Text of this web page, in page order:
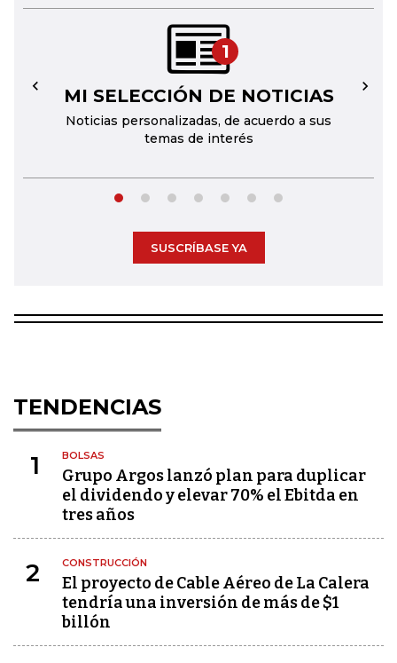
1
MI SELECCIÓN DE NOTICIAS
Noticias personalizadas, de acuerdo a sus
temas de interés
← →
SUSCRÍBASE YA
TENDENCIAS
1 BOLSAS
Grupo Argos lanzó plan para duplicar
el dividendo y elevar 70% el Ebitda en
tres años
2 CONSTRUCCIÓN
El proyecto de Cable Aéreo de La Calera
tendría una inversión de más de $1
billón